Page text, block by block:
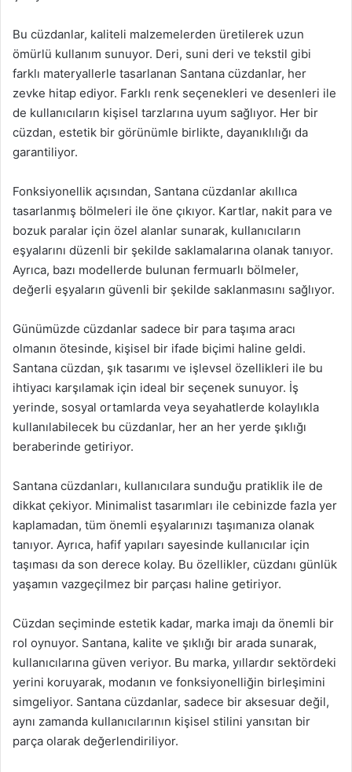
Bu cüzdanlar, kaliteli malzemelerden üretilerek uzun
ömürlü kullanım sunuyor. Deri, suni deri ve tekstil gibi
farklı materyallerle tasarlanan Santana cüzdanlar, her
zevke hitap ediyor. Farklı renk seçenekleri ve desenleri ile
de kullanıcıların kişisel tarzlarına uyum sağlıyor. Her bir
cüzdan, estetik bir görünümle birlikte, dayanıklılığı da
garantiliyor.
Fonksiyonellik açısından, Santana cüzdanlar akıllıca
tasarlanmış bölmeleri ile öne çıkıyor. Kartlar, nakit para ve
bozuk paralar için özel alanlar sunarak, kullanıcıların
eşyalarını düzenli bir şekilde saklamalarına olanak tanıyor.
Ayrıca, bazı modellerde bulunan fermuarlı bölmeler,
değerli eşyaların güvenli bir şekilde saklanmasını sağlıyor.
Günümüzde cüzdanlar sadece bir para taşıma aracı
olmanın ötesinde, kişisel bir ifade biçimi haline geldi.
Santana cüzdan, şık tasarımı ve işlevsel özellikleri ile bu
ihtiyacı karşılamak için ideal bir seçenek sunuyor. İş
yerinde, sosyal ortamlarda veya seyahatlerde kolaylıkla
kullanılabilecek bu cüzdanlar, her an her yerde şıklığı
beraberinde getiriyor.
Santana cüzdanları, kullanıcılara sunduğu pratiklik ile de
dikkat çekiyor. Minimalist tasarımları ile cebinizde fazla yer
kaplamadan, tüm önemli eşyalarınızı taşımanıza olanak
tanıyor. Ayrıca, hafif yapıları sayesinde kullanıcılar için
taşıması da son derece kolay. Bu özellikler, cüzdanı günlük
yaşamın vazgeçilmez bir parçası haline getiriyor.
Cüzdan seçiminde estetik kadar, marka imajı da önemli bir
rol oynuyor. Santana, kalite ve şıklığı bir arada sunarak,
kullanıcılarına güven veriyor. Bu marka, yıllardır sektördeki
yerini koruyarak, modanın ve fonksiyonelliğin birleşimini
simgeliyor. Santana cüzdanlar, sadece bir aksesuar değil,
aynı zamanda kullanıcılarının kişisel stilini yansıtan bir
parça olarak değerlendiriliyor.